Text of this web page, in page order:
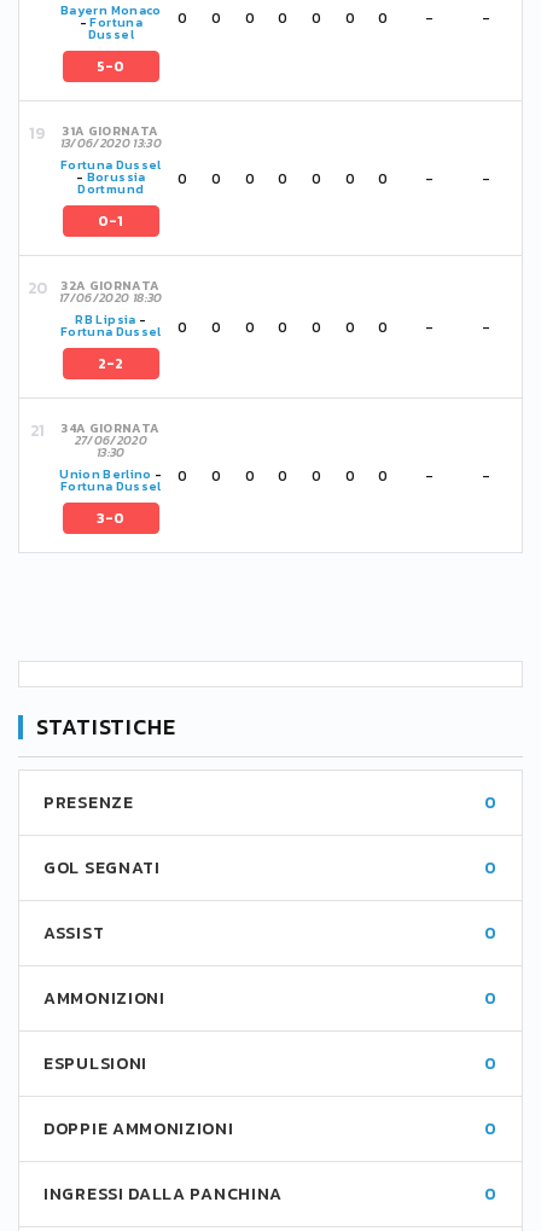
Bayern Monaco
-Fortuna
Dussel
5-0
0 0 0 0 0 0 0 - -
31A GIORNATA
13/06/2020 13:30
Fortuna Dussel
- Borussia
Dortmund
0-1
0 0 0 0 0 0 0 - -
32A GIORNATA
17/06/2020 18:30
RB Lipsia -
Fortuna Dussel
2-2
0 0 0 0 0 0 0 - -
34A GIORNATA
27/06/2020
13:30
Union Berlino -
Fortuna Dussel
3-0
0 0 0 0 0 0 0 - -
STATISTICHE
PRESENZE 0
GOL SEGNATI 0
ASSIST 0
AMMONIZIONI 0
ESPULSIONI 0
DOPPIE AMMONIZIONI 0
INGRESSI DALLA PANCHINA 0